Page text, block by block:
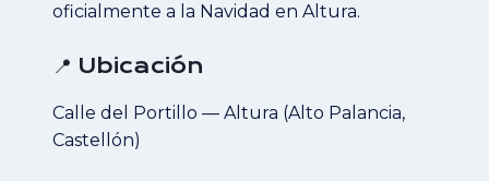
oficialmente a la Navidad en Altura.
📍 Ubicación
Calle del Portillo — Altura (Alto Palancia,
Castellón)